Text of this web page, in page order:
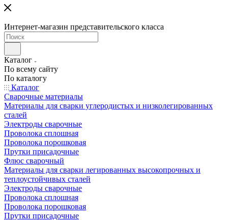
Интернет-магазин представительского класса
Каталог
По всему сайту
По каталогу
Каталог
Сварочные материалы
Материалы для сварки углеродистых и низколегированных
сталей
Электроды сварочные
Проволока сплошная
Проволока порошковая
Прутки присадочные
Флюс сварочный
Материалы для сварки легированных высокопрочных и
теплоустойчивых сталей
Электроды сварочные
Проволока сплошная
Проволока порошковая
Прутки присадочные